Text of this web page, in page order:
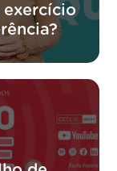
exercício